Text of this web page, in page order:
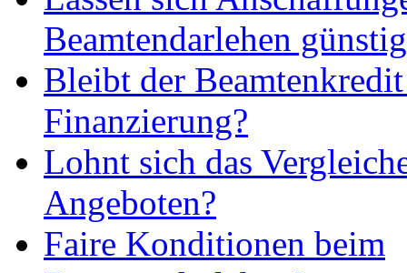
Beamtendarlehen
Bleibt der
Finanzierung?
Lohnt sich das
Angeboten?
Faire Konditionen beim